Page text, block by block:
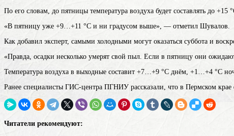
По его словам, до пятницы температура воздуха будет составлять до
«В пятницу уже +9…+11 °С и ни градусом выше», — отметил Шувалов.
Как добавил эксперт, самыми холодными могут оказаться суббота и
«Правда, осадки несколько умерят свой пыл. Если в пятницу они
Температура воздуха в выходные составит +7…+9 °С днём, +1…+4 °С
Ранее специалисты ГИС-центра ПГНИУ рассказали, что в Пермском крае
Читатели рекомендуют: